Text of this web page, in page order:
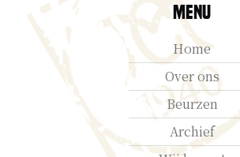
Menu
Home
Over ons
Beurzen
Archief